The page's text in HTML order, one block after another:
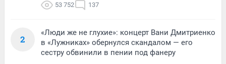
53 752 137
2
«Люди же не глухие»: концерт Вани Дмитриенко
в «Лужниках» обернулся скандалом — его
сестру обвинили в пении под фанеру